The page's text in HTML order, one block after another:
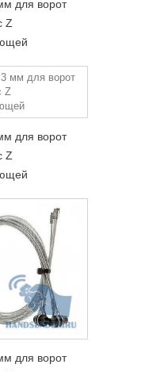
для ворот
Z
для ворот
Z
для ворот